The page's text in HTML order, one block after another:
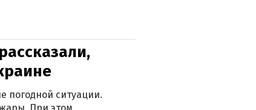
погодной ситуации.